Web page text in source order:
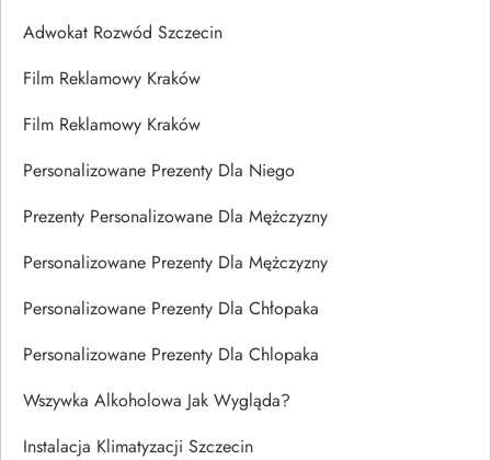
Adwokat Rozwód Szczecin
Film Reklamowy Kraków
Film Reklamowy Kraków
Personalizowane Prezenty Dla Niego
Prezenty Personalizowane Dla Mężczyzny
Personalizowane Prezenty Dla Mężczyzny
Personalizowane Prezenty Dla Chłopaka
Personalizowane Prezenty Dla Chlopaka
Wszywka Alkoholowa Jak Wygląda?
Instalacja Klimatyzacji Szczecin